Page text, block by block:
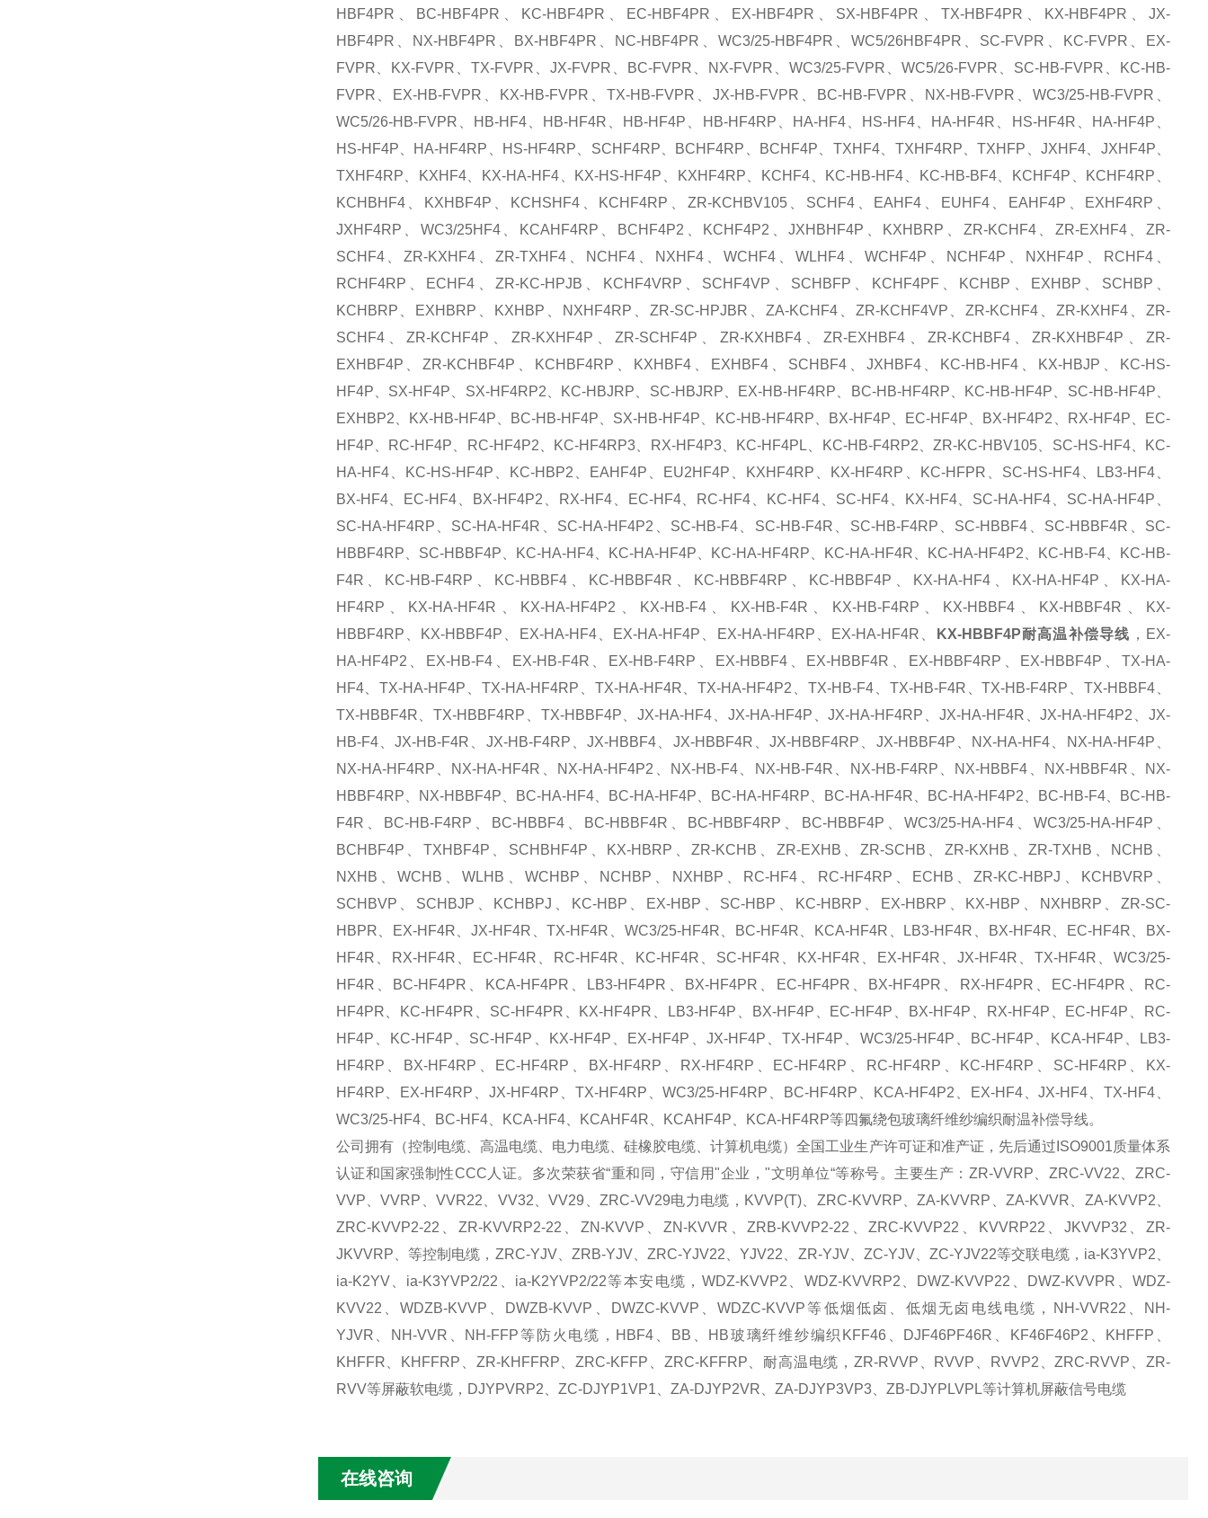
HBF4PR、BC-HBF4PR、KC-HBF4PR、EC-HBF4PR、EX-HBF4PR、SX-HBF4PR、TX-HBF4PR、KX-HBF4PR、JX-
HBF4PR、NX-HBF4PR、BX-HBF4PR、NC-HBF4PR、WC3/25-HBF4PR、WC5/26HBF4PR、SC-FVPR、KC-FVPR、EX-
FVPR、KX-FVPR、TX-FVPR、JX-FVPR、BC-FVPR、NX-FVPR、WC3/25-FVPR、WC5/26-FVPR、SC-HB-FVPR、KC-HB-
FVPR、EX-HB-FVPR、KX-HB-FVPR、TX-HB-FVPR、JX-HB-FVPR、BC-HB-FVPR、NX-HB-FVPR、WC3/25-HB-FVPR、
WC5/26-HB-FVPR、HB-HF4、HB-HF4R、HB-HF4P、HB-HF4RP、HA-HF4、HS-HF4、HA-HF4R、HS-HF4R、HA-HF4P、
HS-HF4P、HA-HF4RP、HS-HF4RP、SCHF4RP、BCHF4RP、BCHF4P、TXHF4、TXHF4RP、TXHFP、JXHF4、JXHF4P、
TXHF4RP、KXHF4、KX-HA-HF4、KX-HS-HF4P、KXHF4RP、KCHF4、KC-HB-HF4、KC-HB-BF4、KCHF4P、KCHF4RP、
KCHBHF4、KXHBF4P、KCHSHF4、KCHF4RP、ZR-KCHBV105、SCHF4、EAHF4、EUHF4、EAHF4P、EXHF4RP、
JXHF4RP、WC3/25HF4、KCAHF4RP、BCHF4P2、KCHF4P2、JXHBHF4P、KXHBRP、ZR-KCHF4、ZR-EXHF4、ZR-
SCHF4、ZR-KXHF4、ZR-TXHF4、NCHF4、NXHF4、WCHF4、WLHF4、WCHF4P、NCHF4P、NXHF4P、RCHF4、
RCHF4RP、ECHF4、ZR-KC-HPJB、KCHF4VRP、SCHF4VP、SCHBFP、KCHF4PF、KCHBP、EXHBP、SCHBP、
KCHBRP、EXHBRP、KXHBP、NXHF4RP、ZR-SC-HPJBR、ZA-KCHF4、ZR-KCHF4VP、ZR-KCHF4、ZR-KXHF4、ZR-
SCHF4、ZR-KCHF4P、ZR-KXHF4P、ZR-SCHF4P、ZR-KXHBF4、ZR-EXHBF4、ZR-KCHBF4、ZR-KXHBF4P、ZR-
EXHBF4P、ZR-KCHBF4P、KCHBF4RP、KXHBF4、EXHBF4、SCHBF4、JXHBF4、KC-HB-HF4、KX-HBJP、KC-HS-
HF4P、SX-HF4P、SX-HF4RP2、KC-HBJRP、SC-HBJRP、EX-HB-HF4RP、BC-HB-HF4RP、KC-HB-HF4P、SC-HB-HF4P、
EXHBP2、KX-HB-HF4P、BC-HB-HF4P、SX-HB-HF4P、KC-HB-HF4RP、BX-HF4P、EC-HF4P、BX-HF4P2、RX-HF4P、EC-
HF4P、RC-HF4P、RC-HF4P2、KC-HF4RP3、RX-HF4P3、KC-HF4PL、KC-HB-F4RP2、ZR-KC-HBV105、SC-HS-HF4、KC-
HA-HF4、KC-HS-HF4P、KC-HBP2、EAHF4P、EU2HF4P、KXHF4RP、KX-HF4RP、KC-HFPR、SC-HS-HF4、LB3-HF4、
BX-HF4、EC-HF4、BX-HF4P2、RX-HF4、EC-HF4、RC-HF4、KC-HF4、SC-HF4、KX-HF4、SC-HA-HF4、SC-HA-HF4P、
SC-HA-HF4RP、SC-HA-HF4R、SC-HA-HF4P2、SC-HB-F4、SC-HB-F4R、SC-HB-F4RP、SC-HBBF4、SC-HBBF4R、SC-
HBBF4RP、SC-HBBF4P、KC-HA-HF4、KC-HA-HF4P、KC-HA-HF4RP、KC-HA-HF4R、KC-HA-HF4P2、KC-HB-F4、KC-HB-
F4R、KC-HB-F4RP、KC-HBBF4、KC-HBBF4R、KC-HBBF4RP、KC-HBBF4P、KX-HA-HF4、KX-HA-HF4P、KX-HA-
HF4RP、KX-HA-HF4R、KX-HA-HF4P2、KX-HB-F4、KX-HB-F4R、KX-HB-F4RP、KX-HBBF4、KX-HBBF4R、KX-
HBBF4RP、KX-HBBF4P、EX-HA-HF4、EX-HA-HF4P、EX-HA-HF4RP、EX-HA-HF4R、
KX-HBBF4P耐高温补偿导线 ，EX-
HA-HF4P2、EX-HB-F4、EX-HB-F4R、EX-HB-F4RP、EX-HBBF4、EX-HBBF4R、EX-HBBF4RP、EX-HBBF4P、TX-HA-
HF4、TX-HA-HF4P、TX-HA-HF4RP、TX-HA-HF4R、TX-HA-HF4P2、TX-HB-F4、TX-HB-F4R、TX-HB-F4RP、TX-HBBF4、
TX-HBBF4R、TX-HBBF4RP、TX-HBBF4P、JX-HA-HF4、JX-HA-HF4P、JX-HA-HF4RP、JX-HA-HF4R、JX-HA-HF4P2、JX-
HB-F4、JX-HB-F4R、JX-HB-F4RP、JX-HBBF4、JX-HBBF4R、JX-HBBF4RP、JX-HBBF4P、NX-HA-HF4、NX-HA-HF4P、
NX-HA-HF4RP、NX-HA-HF4R、NX-HA-HF4P2、NX-HB-F4、NX-HB-F4R、NX-HB-F4RP、NX-HBBF4、NX-HBBF4R、NX-
HBBF4RP、NX-HBBF4P、BC-HA-HF4、BC-HA-HF4P、BC-HA-HF4RP、BC-HA-HF4R、BC-HA-HF4P2、BC-HB-F4、BC-HB-
F4R、BC-HB-F4RP、BC-HBBF4、BC-HBBF4R、BC-HBBF4RP、BC-HBBF4P、WC3/25-HA-HF4、WC3/25-HA-HF4P、
BCHBF4P、TXHBF4P、SCHBHF4P、KX-HBRP、ZR-KCHB、ZR-EXHB、ZR-SCHB、ZR-KXHB、ZR-TXHB、NCHB、
NXHB、WCHB、WLHB、WCHBP、NCHBP、NXHBP、RC-HF4、RC-HF4RP、ECHB、ZR-KC-HBPJ、KCHBVRP、
SCHBVP、SCHBJP、KCHBPJ、KC-HBP、EX-HBP、SC-HBP、KC-HBRP、EX-HBRP、KX-HBP、NXHBRP、ZR-SC-
HBPR、EX-HF4R、JX-HF4R、TX-HF4R、WC3/25-HF4R、BC-HF4R、KCA-HF4R、LB3-HF4R、BX-HF4R、EC-HF4R、BX-
HF4R、RX-HF4R、EC-HF4R、RC-HF4R、KC-HF4R、SC-HF4R、KX-HF4R、EX-HF4R、JX-HF4R、TX-HF4R、WC3/25-
HF4R、BC-HF4PR、KCA-HF4PR、LB3-HF4PR、BX-HF4PR、EC-HF4PR、BX-HF4PR、RX-HF4PR、EC-HF4PR、RC-
HF4PR、KC-HF4PR、SC-HF4PR、KX-HF4PR、LB3-HF4P、BX-HF4P、EC-HF4P、BX-HF4P、RX-HF4P、EC-HF4P、RC-
HF4P、KC-HF4P、SC-HF4P、KX-HF4P、EX-HF4P、JX-HF4P、TX-HF4P、WC3/25-HF4P、BC-HF4P、KCA-HF4P、LB3-
HF4RP、BX-HF4RP、EC-HF4RP、BX-HF4RP、RX-HF4RP、EC-HF4RP、RC-HF4RP、KC-HF4RP、SC-HF4RP、KX-
HF4RP、EX-HF4RP、JX-HF4RP、TX-HF4RP、WC3/25-HF4RP、BC-HF4RP、KCA-HF4P2、EX-HF4、JX-HF4、TX-HF4、
WC3/25-HF4、BC-HF4、KCA-HF4、KCAHF4R、KCAHF4P、KCA-HF4RP等四氟绕包玻璃纤维纱编织耐温补偿导线。
公司拥有（控制电缆、高温电缆、电力电缆、硅橡胶电缆、计算机电缆）全国工业生产许可证和准产证，先后通过ISO9001质量体系
认证和国家强制性CCC人证。多次荣获省“重和同，守信用"企业，"文明单位“等称号。主要生产：ZR-VVRP、ZRC-VV22、ZRC-
VVP、VVRP、VVR22、VV32、VV29、ZRC-VV29电力电缆，KVVP(T)、ZRC-KVVRP、ZA-KVVRP、ZA-KVVR、ZA-KVVP2、
ZRC-KVVP2-22、ZR-KVVRP2-22、ZN-KVVP、ZN-KVVR、ZRB-KVVP2-22、ZRC-KVVP22、KVVRP22、JKVVP32、ZR-
JKVVRP、等控制电缆，ZRC-YJV、ZRB-YJV、ZRC-YJV22、YJV22、ZR-YJV、ZC-YJV、ZC-YJV22等交联电缆，ia-K3YVP2、
ia-K2YV、ia-K3YVP2/22、ia-K2YVP2/22等本安电缆，WDZ-KVVP2、WDZ-KVVRP2、DWZ-KVVP22、DWZ-KVVPR、WDZ-
KVV22、WDZB-KVVP、DWZB-KVVP、DWZC-KVVP、WDZC-KVVP等低烟低卤、低烟无卤电线电缆，NH-VVR22、NH-
YJVR、NH-VVR、NH-FFP等防火电缆，HBF4、BB、HB玻璃纤维纱编织KFF46、DJF46PF46R、KF46F46P2、KHFFP、
KHFFR、KHFFRP、ZR-KHFFRP、ZRC-KFFP、ZRC-KFFRP、耐高温电缆，ZR-RVVP、RVVP、RVVP2、ZRC-RVVP、ZR-
RVV等屏蔽软电缆，DJYPVRP2、ZC-DJYP1VP1、ZA-DJYP2VR、ZA-DJYP3VP3、ZB-DJYPLVPL等计算机屏蔽信号电缆
在线咨询